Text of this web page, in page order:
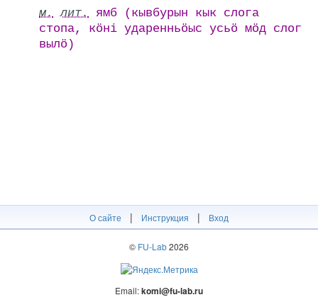
м. лит. ямб (кывбурын кык слога
стопа, кӧні ударенньӧыс усьӧ мӧд слог
вылӧ)
О сайте | Инструкция | Вход
© FU-Lab2026
Email:komi@fu-lab.ru